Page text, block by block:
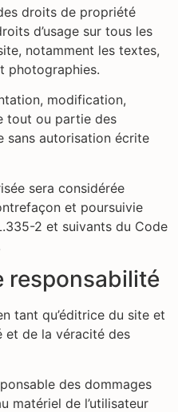
droits de propriété
d’usage sur tous les
notamment les textes,
photographies.
modification,
tout ou partie des
sans autorisation écrite
sera considérée
et poursuivie
2 et suivants du Code
responsabilité
tant qu’éditrice du site et
et de la véracité des
des dommages
matériel de l’utilisateur